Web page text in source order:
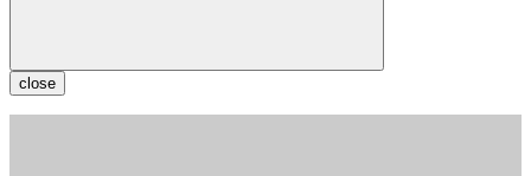
close